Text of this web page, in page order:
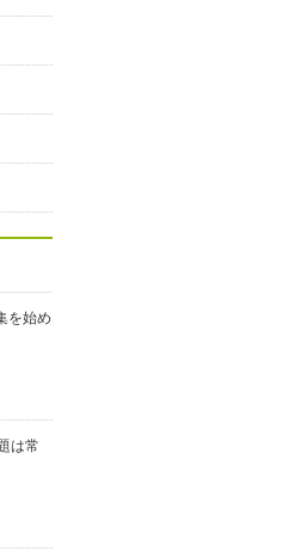
を始め
は常